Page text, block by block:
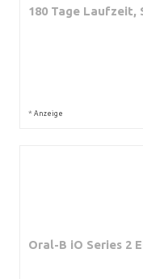
180 Tage Laufzeit,
* Anzeige
Oral-B iO Series 2